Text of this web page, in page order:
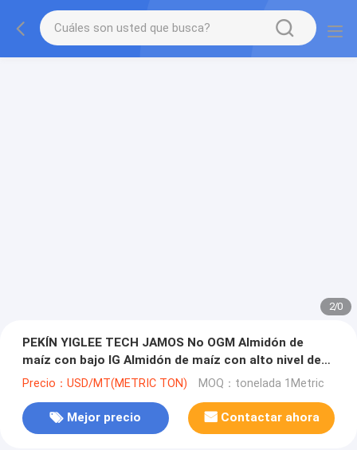
2/0
PEKÍN YIGLEE TECH JAMOS No OGM Almidón de
maíz con bajo IG Almidón de maíz con alto nivel de
amilosa
Precio：USD/MT(METRIC TON) MOQ：tonelada 1Metric
Mejor precio Contactar ahora